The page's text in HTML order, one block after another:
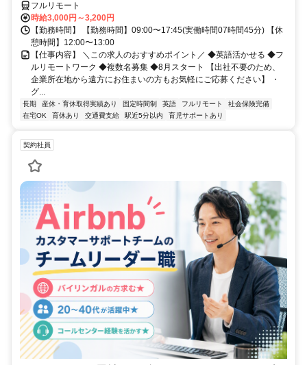
フルリモート
時給3,000円～3,200円
【勤務時間】 【勤務時間】09:00〜17:45(実働時間07時間45分) 【休
憩時間】12:00〜13:00
【仕事内容】 ＼この求人のおすすめポイント／ ◆英語活かせる ◆フ
ルリモートワーク ◆複数名募集 ◆8月スタート 【出社不要のため、
企業所在地から遠方にお住まいの方もお気軽にご応募ください】 ・
グ...
長期 産休・育休取得実績あり 固定時間制 英語 フルリモート
社会保険完備
在宅OK
育休あり 交通費支給 駅近5分以内 育児サポートあり
契約社員